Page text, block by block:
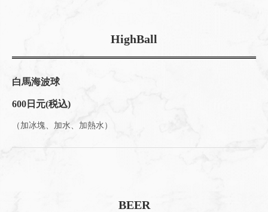
HighBall
白馬海波球
600日元(税込)
（加冰塊、加水、加熱水）
BEER